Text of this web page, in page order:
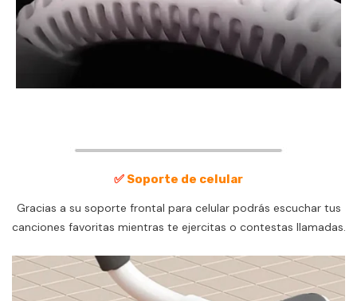
✅ Soporte de celular
Gracias a su soporte frontal para celular podrás escuchar tus
canciones favoritas mientras te ejercitas o contestas llamadas.